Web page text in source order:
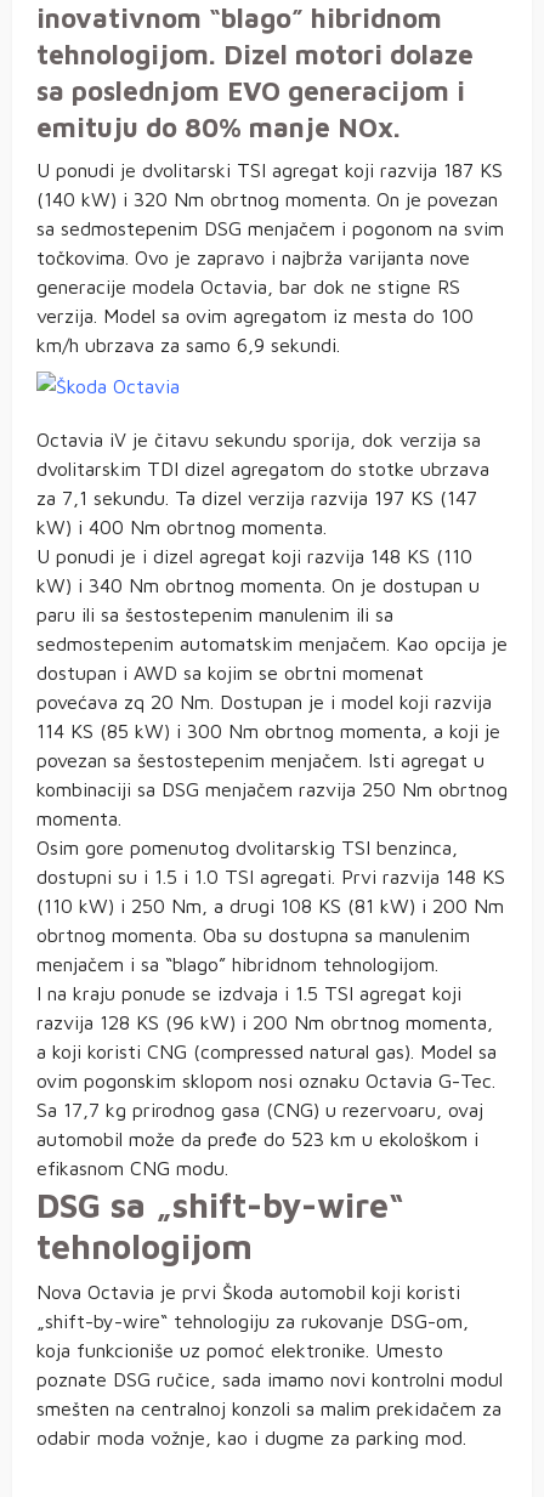
inovativnom “blago” hibridnom
tehnologijom. Dizel motori dolaze
sa poslednjom EVO generacijom i
emituju do 80% manje NOx.
U ponudi je dvolitarski TSI agregat koji razvija 187 KS
(140 kW) i 320 Nm obrtnog momenta. On je povezan
sa sedmostepenim DSG menjačem i pogonom na svim
točkovima. Ovo je zapravo i najbrža varijanta nove
generacije modela Octavia, bar dok ne stigne RS
verzija. Model sa ovim agregatom iz mesta do 100
km/h ubrzava za samo 6,9 sekundi.
Octavia iV je čitavu sekundu sporija, dok verzija sa
dvolitarskim TDI dizel agregatom do stotke ubrzava
za 7,1 sekundu. Ta dizel verzija razvija 197 KS (147
kW) i 400 Nm obrtnog momenta.
U ponudi je i dizel agregat koji razvija 148 KS (110
kW) i 340 Nm obrtnog momenta. On je dostupan u
paru ili sa šestostepenim manulenim ili sa
sedmostepenim automatskim menjačem. Kao opcija je
dostupan i AWD sa kojim se obrtni momenat
povećava zq 20 Nm. Dostupan je i model koji razvija
114 KS (85 kW) i 300 Nm obrtnog momenta, a koji je
povezan sa šestostepenim menjačem. Isti agregat u
kombinaciji sa DSG menjačem razvija 250 Nm obrtnog
momenta.
Osim gore pomenutog dvolitarskig TSI benzinca,
dostupni su i 1.5 i 1.0 TSI agregati. Prvi razvija 148 KS
(110 kW) i 250 Nm, a drugi 108 KS (81 kW) i 200 Nm
obrtnog momenta. Oba su dostupna sa manulenim
menjačem i sa “blago” hibridnom tehnologijom.
I na kraju ponude se izdvaja i 1.5 TSI agregat koji
razvija 128 KS (96 kW) i 200 Nm obrtnog momenta,
a koji koristi CNG (compressed natural gas). Model sa
ovim pogonskim sklopom nosi oznaku Octavia G-Tec.
Sa 17,7 kg prirodnog gasa (CNG) u rezervoaru, ovaj
automobil može da pređe do 523 km u ekološkom i
efikasnom CNG modu.
DSG sa „shift-by-wire“
tehnologijom
Nova Octavia je prvi Škoda automobil koji koristi
„shift-by-wire“ tehnologiju za rukovanje DSG-om,
koja funkcioniše uz pomoć elektronike. Umesto
poznate DSG ručice, sada imamo novi kontrolni modul
smešten na centralnoj konzoli sa malim prekidačem za
odabir moda vožnje, kao i dugme za parking mod.